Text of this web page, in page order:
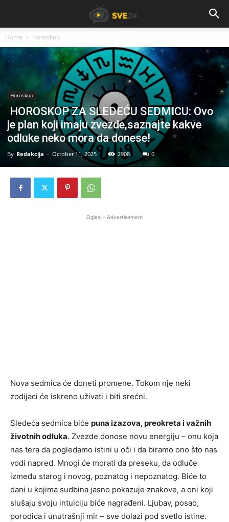
Home Horoskop
Horoskop
HOROSKOP ZA SLEDEĆU SEDMICU: Ovo
je plan koji imaju zvezde,saznajte kakve
odluke neko mora da donese!
By Redakcija - October 11, 2025 2908 0
Oglasi - Advertisement
Nova sedmica će doneti promene. Tokom nje neki
zodijaci će iskreno uživati i biti srećni.
Sledeća sedmica biće puna izazova, preokreta i važnih
životnih odluka. Zvezde donose novu energiju – onu koja
nas tera da pogledamo istini u oči i da biramo ono što nas
vodi napred. Mnogi će morati da preseku, da odluče
između starog i novog, poznatog i nepoznatog. Biće to
dani u kojima sudbina jasno pokazuje znakove, a oni koji
slušaju svoju intuiciju biće nagrađeni. Ljubav, posao,
porodica i unutrašnji mir – sve dolazi pod svetlo istine.